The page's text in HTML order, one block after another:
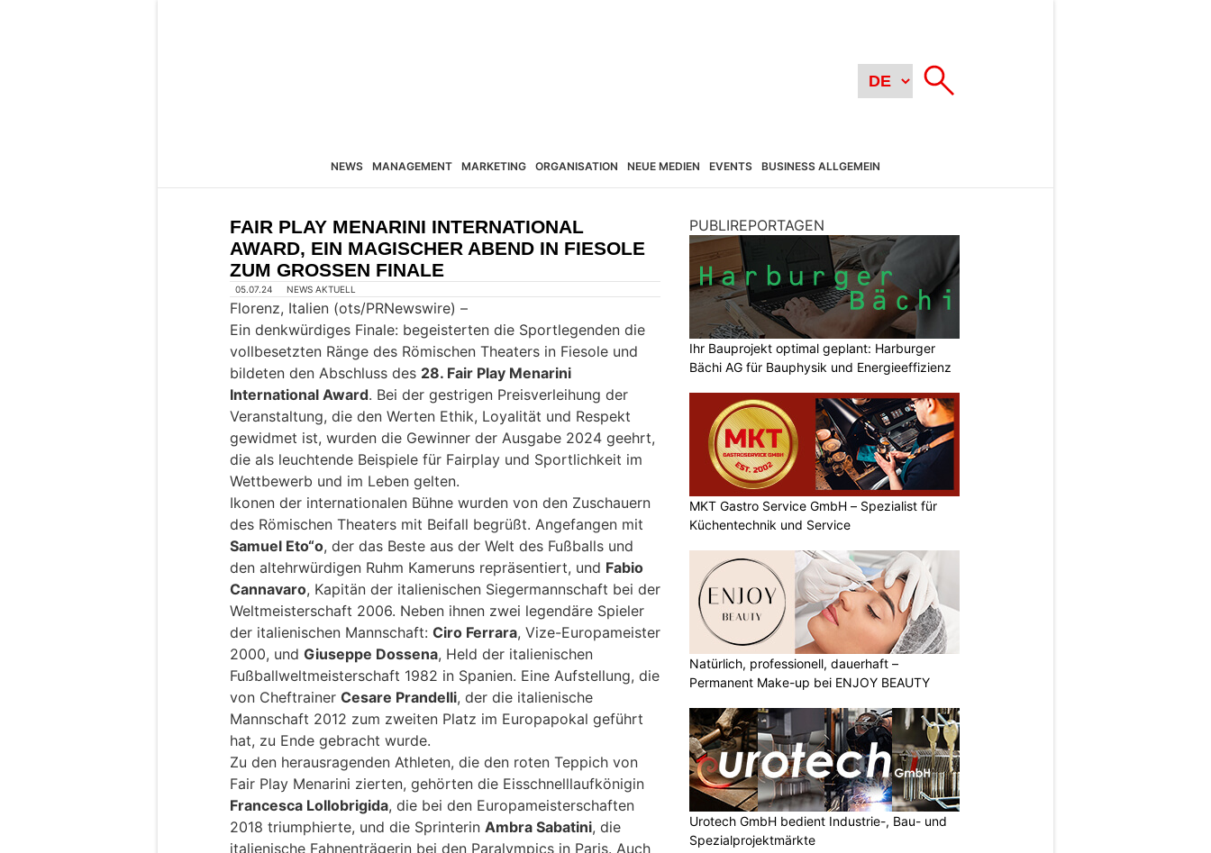
NEWS MANAGEMENT MARKETING ORGANISATION NEUE MEDIEN EVENTS BUSINESS ALLGEMEIN
FAIR PLAY MENARINI INTERNATIONAL
AWARD, EIN MAGISCHER ABEND IN FIESOLE
ZUM GROSSEN FINALE
05.07.24 NEWS AKTUELL
Florenz, Italien (ots/PRNewswire) –
Ein denkwürdiges Finale: begeisterten die Sportlegenden die
vollbesetzten Ränge des Römischen Theaters in Fiesole und
bildeten den Abschluss des 28. Fair Play Menarini
International Award. Bei der gestrigen Preisverleihung der
Veranstaltung, die den Werten Ethik, Loyalität und Respekt
gewidmet ist, wurden die Gewinner der Ausgabe 2024 geehrt,
die als leuchtende Beispiele für Fairplay und Sportlichkeit im
Wettbewerb und im Leben gelten.
Ikonen der internationalen Bühne wurden von den Zuschauern
des Römischen Theaters mit Beifall begrüßt. Angefangen mit
Samuel Eto“o, der das Beste aus der Welt des Fußballs und
den altehrwürdigen Ruhm Kameruns repräsentiert, und Fabio
Cannavaro, Kapitän der italienischen Siegermannschaft bei der
Weltmeisterschaft 2006. Neben ihnen zwei legendäre Spieler
der italienischen Mannschaft: Ciro Ferrara, Vize-Europameister
2000, und Giuseppe Dossena, Held der italienischen
Fußballweltmeisterschaft 1982 in Spanien. Eine Aufstellung, die
von Cheftrainer Cesare Prandelli, der die italienische
Mannschaft 2012 zum zweiten Platz im Europapokal geführt
hat, zu Ende gebracht wurde.
Zu den herausragenden Athleten, die den roten Teppich von
Fair Play Menarini zierten, gehörten die Eisschnelllaufkönigin
Francesca Lollobrigida, die bei den Europameisterschaften
2018 triumphierte, und die Sprinterin Ambra Sabatini, die
italienische Fahnenträgerin bei den Paralympics in Paris. Auch
PUBLIREPORTAGEN
Ihr Bauprojekt optimal geplant: Harburger
Bächi AG für Bauphysik und Energieeffizienz
MKT Gastro Service GmbH – Spezialist für
Küchentechnik und Service
Natürlich, professionell, dauerhaft –
Permanent Make-up bei ENJOY BEAUTY
Urotech GmbH bedient Industrie-, Bau- und
Spezialprojektmärkte